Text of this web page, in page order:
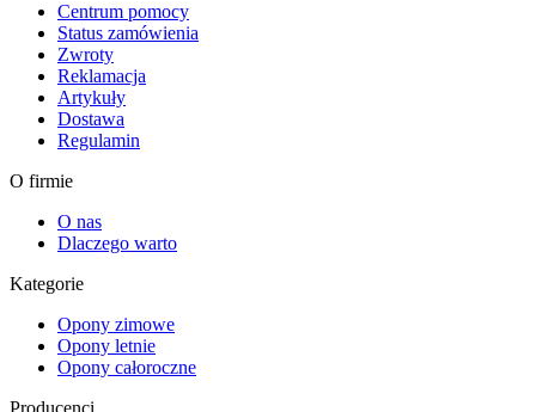
Centrum pomocy
Status zamówienia
Zwroty
Reklamacja
Artykuły
Dostawa
Regulamin
O firmie
O nas
Dlaczego warto
Kategorie
Opony zimowe
Opony letnie
Opony całoroczne